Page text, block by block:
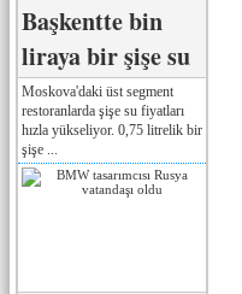
Başkentte bin
liraya bir şişe su
Moskova'daki üst segment
restoranlarda şişe su fiyatları
hızla yükseliyor. 0,75 litrelik bir
şişe ...